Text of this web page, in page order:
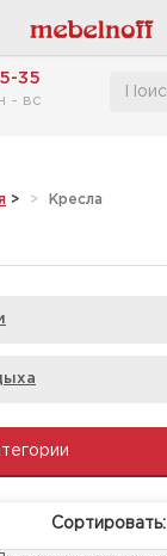
35
- вс
> Кресла
Сортировать: